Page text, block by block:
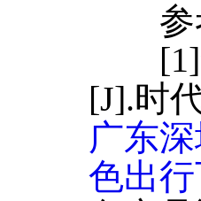
参
[1]李
[J].时
广东
色出